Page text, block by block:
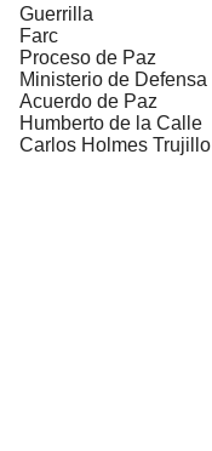
Guerrilla
Farc
Proceso de Paz
Ministerio de Defensa
Acuerdo de Paz
Humberto de la Calle
Carlos Holmes Trujillo